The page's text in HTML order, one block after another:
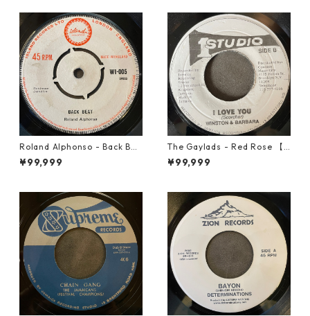
Roland Alphonso - Back Bea
t【7-21909】
¥99,999
The Gaylads - Red Rose 【7
-21853】
¥99,999